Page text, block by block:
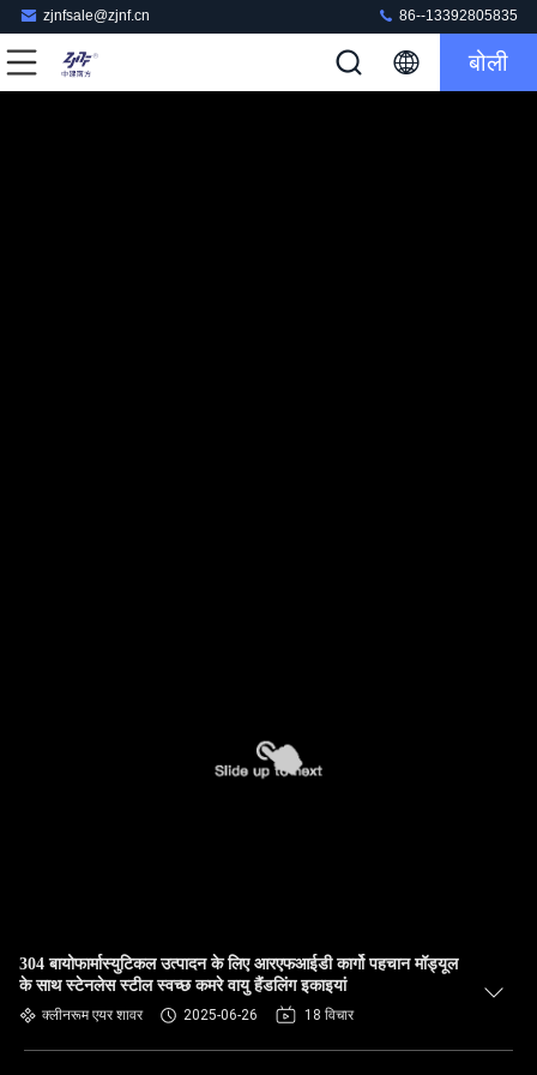
zjnfsale@zjnf.cn 86--13392805835
बोली
304 बायोफार्मास्युटिकल उत्पादन के लिए आरएफआईडी कार्गो पहचान मॉड्यूल
के साथ स्टेनलेस स्टील स्वच्छ कमरे वायु हैंडलिंग इकाइयां
क्लीनरूम एयर शावर 2025-06-26 18 विचार